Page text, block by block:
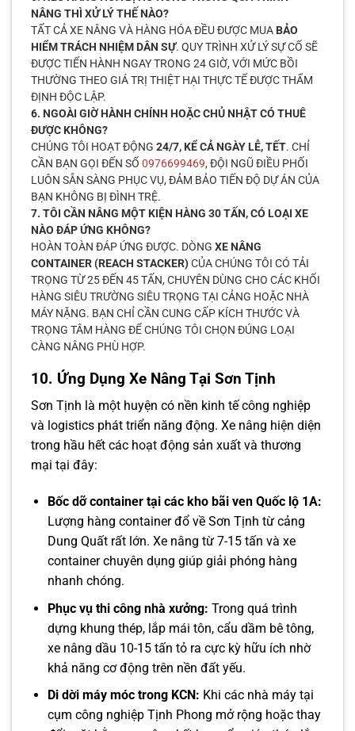
NÂNG THÌ XỬ LÝ THẾ NÀO?
TẤT CẢ XE NÂNG VÀ HÀNG HÓA ĐỀU ĐƯỢC MUA BẢO
HIỂM TRÁCH NHIỆM DÂN SỰ. QUY TRÌNH XỬ LÝ SỰ CỐ SẼ
ĐƯỢC TIẾN HÀNH NGAY TRONG 24 GIỜ, VỚI MỨC BỒI
THƯỜNG THEO GIÁ TRỊ THIỆT HẠI THỰC TẾ ĐƯỢC THẨM
ĐỊNH ĐỘC LẬP.
6. NGOÀI GIỜ HÀNH CHÍNH HOẶC CHỦ NHẬT CÓ THUÊ
ĐƯỢC KHÔNG?
CHÚNG TÔI HOẠT ĐỘNG 24/7, KỂ CẢ NGÀY LỄ, TẾT. CHỈ
CẦN BẠN GỌI ĐẾN SỐ 0976699469, ĐỘI NGŨ ĐIỀU PHỐI
LUÔN SẴN SÀNG PHỤC VỤ, ĐẢM BẢO TIẾN ĐỘ DỰ ÁN CỦA
BẠN KHÔNG BỊ ĐÌNH TRỆ.
7. TÔI CẦN NÂNG MỘT KIỆN HÀNG 30 TẤN, CÓ LOẠI XE
NÀO ĐÁP ỨNG KHÔNG?
HOÀN TOÀN ĐÁP ỨNG ĐƯỢC. DÒNG XE NÂNG
CONTAINER (REACH STACKER)CỦA CHÚNG TÔI CÓ TẢI
TRỌNG TỪ 25 ĐẾN 45 TẤN, CHUYÊN DÙNG CHO CÁC KHỐI
HÀNG SIÊU TRƯỜNG SIÊU TRỌNG TẠI CẢNG HOẶC NHÀ
MÁY NẶNG. BẠN CHỈ CẦN CUNG CẤP KÍCH THƯỚC VÀ
TRỌNG TÂM HÀNG ĐỂ CHÚNG TÔI CHỌN ĐÚNG LOẠI
CÀNG NÂNG PHÙ HỢP.
10. Ứng Dụng Xe Nâng Tại Sơn Tịnh
Sơn Tịnh là một huyện có nền kinh tế công nghiệp
và logistics phát triển năng động. Xe nâng hiện diện
trong hầu hết các hoạt động sản xuất và thương
mại tại đây:
Bốc dỡ container tại các kho bãi ven Quốc lộ 1A:
Lượng hàng container đổ về Sơn Tịnh từ cảng
Dung Quất rất lớn. Xe nâng từ 7-15 tấn và xe
container chuyên dụng giúp giải phóng hàng
nhanh chóng.
Phục vụ thi công nhà xưởng: Trong quá trình
dựng khung thép, lắp mái tôn, cẩu dầm bê tông,
xe nâng dầu 10-15 tấn tỏ ra cực kỳ hữu ích nhờ
khả năng cơ động trên nền đất yếu.
Di dời máy móc trong KCN: Khi các nhà máy tại
cụm công nghiệp Tịnh Phong mở rộng hoặc thay